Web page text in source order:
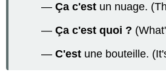
—Ça c'est un nuage.
—Ça c'est quoi ?
—C'est une bouteille.